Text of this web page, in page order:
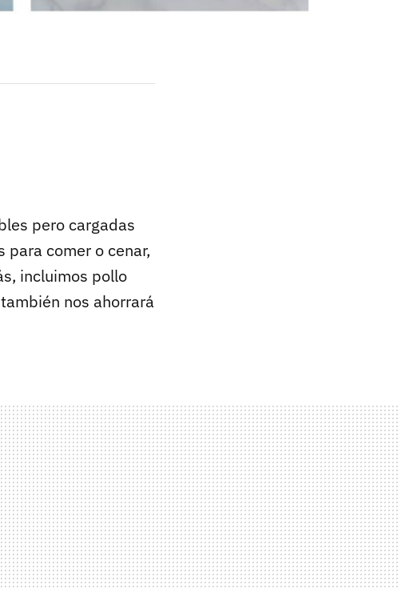
pero cargadas
para comer o cenar,
incluimos pollo
nos ahorrará